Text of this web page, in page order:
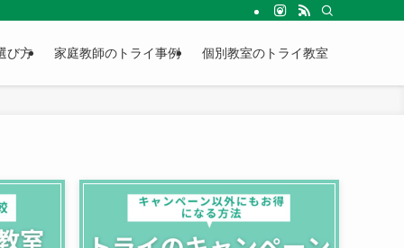
び方 家庭教師のトライ事例 個別教室のトライ教室